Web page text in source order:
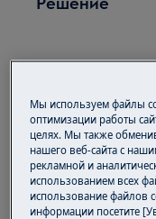
приборов,
Если при
прибора
Мы используем файлы
оптимизации работы
целях. Мы также
нашего веб-сайта с
рекламной и
использованием всех
использование файлов
информации посетите